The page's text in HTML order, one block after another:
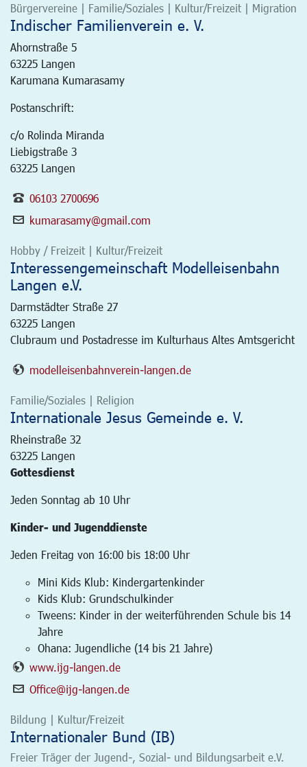
Bürgervereine | Familie/Soziales | Kultur/Freizeit | Migration
Indischer Familienverein e. V.
Ahornstraße 5
63225 Langen
Karumana Kumarasamy
Postanschrift:
c/o Rolinda Miranda
Liebigstraße 3
63225 Langen
06103 2700696
kumarasamy@gmail.com
Hobby / Freizeit | Kultur/Freizeit
Interessengemeinschaft Modelleisenbahn
Langen e.V.
Darmstädter Straße 27
63225 Langen
Clubraum und Postadresse im Kulturhaus Altes Amtsgericht
modelleisenbahnverein-langen.de
Familie/Soziales | Religion
Internationale Jesus Gemeinde e. V.
Rheinstraße 32
63225 Langen
Gottesdienst
Jeden Sonntag ab 10 Uhr
Kinder- und Jugenddienste
Jeden Freitag von 16:00 bis 18:00 Uhr
Mini Kids Klub: Kindergartenkinder
Kids Klub: Grundschulkinder
Tweens: Kinder in der weiterführenden Schule bis 14
Jahre
Ohana: Jugendliche (14 bis 21 Jahre)
www.ijg-langen.de
Office@ijg-langen.de
Bildung | Kultur/Freizeit
Internationaler Bund (IB)
Freier Träger der Jugend-, Sozial- und Bildungsarbeit e.V.